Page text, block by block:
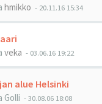
hmikko - 20.11.16 15:34
veka - 03.06.16 19:22
alue Helsinki
Golli -30.08.06 18:08